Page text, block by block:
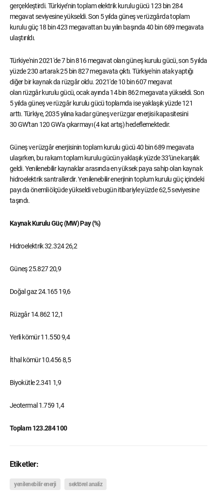
gerçekleştirdi. Türkiye’nin toplam elektrik kurulu gücü 123 bin 284
megavat seviyesine yükseldi. Son 5 yılda güneş ve rüzgârda toplam
kurulu güç 18 bin 423 megavattan bu yılın başında 40 bin 689 megavata
ulaştırıldı.
Türkiye'nin 2021'de 7 bin 816 megavat olan güneş kurulu gücü, son 5 yılda
yüzde 230 artarak 25 bin 827 megavata çıktı. Türkiye'nin atak yaptığı
diğer bir kaynak da rüzgâr oldu. 2021'de 10 bin 607 megavat
olan rüzgâr kurulu gücü, ocak ayında 14 bin 862 megavata yükseldi. Son
5 yılda güneş ve rüzgâr kurulu gücü toplamda ise yaklaşık yüzde 121
arttı. Türkiye, 2035 yılına kadar güneş ve rüzgar enerjisi kapasitesini
30 GW'tan 120 GW'a çıkarmayı (4 kat artış) hedeflemektedir.
Güneş ve rüzgâr enerjisinin toplam kurulu gücü 40 bin 689 megavata
ulaşırken, bu rakam toplam kurulu gücün yaklaşık yüzde 33’üne karşılık
geldi. Yenilenebilir kaynaklar arasında en yüksek paya sahip olan kaynak
hidroelektrik santrallerdir. Yenilenebilir enerjinin toplum kurulu güç içindeki
payı da önemli ölçüde yükseldi ve bugün itibariyle yüzde 62,5 seviyesine
taşındı.
KaynakKurulu Güç (MW)Pay (%)
Hidroelektrik32.32426,2
Güneş25.82720,9
Doğal gaz24.165 19,6
Rüzgâr 14.862 12,1
Yerli kömür11.5509,4
İthal kömür10.4568,5
Biyokütle2.341 1,9
Jeotermal 1.759 1,4
Toplam 123.284100
Etiketler:
yenilenebilir enerji sektörel analiz